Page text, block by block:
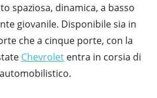
spaziosa, dinamica, a basso
giovanile. Disponibile sia in
che a cinque porte, con la
Chevroletentra in corsia di